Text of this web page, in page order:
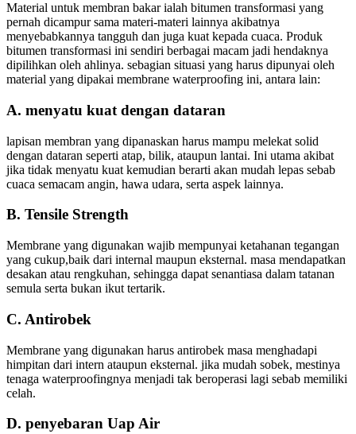
Material untuk membran bakar ialah bitumen transformasi yang
pernah dicampur sama materi-materi lainnya akibatnya
menyebabkannya tangguh dan juga kuat kepada cuaca. Produk
bitumen transformasi ini sendiri berbagai macam jadi hendaknya
dipilihkan oleh ahlinya. sebagian situasi yang harus dipunyai oleh
material yang dipakai membrane waterproofing ini, antara lain:
A. menyatu kuat dengan dataran
lapisan membran yang dipanaskan harus mampu melekat solid
dengan dataran seperti atap, bilik, ataupun lantai. Ini utama akibat
jika tidak menyatu kuat kemudian berarti akan mudah lepas sebab
cuaca semacam angin, hawa udara, serta aspek lainnya.
B. Tensile Strength
Membrane yang digunakan wajib mempunyai ketahanan tegangan
yang cukup,baik dari internal maupun eksternal. masa mendapatkan
desakan atau rengkuhan, sehingga dapat senantiasa dalam tatanan
semula serta bukan ikut tertarik.
C. Antirobek
Membrane yang digunakan harus antirobek masa menghadapi
himpitan dari intern ataupun eksternal. jika mudah sobek, mestinya
tenaga waterproofingnya menjadi tak beroperasi lagi sebab memiliki
celah.
D. penyebaran Uap Air